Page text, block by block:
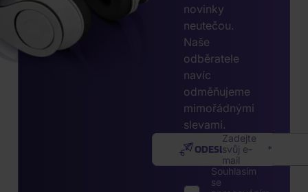
novinky
neutečou.
Naše
odběratele
navíc
odměňujeme
mimořádnými
slevami.
Zadejte
svůj e-
mail
ODESLAT
Souhlasím
se